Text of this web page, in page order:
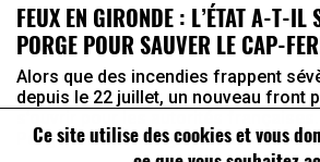
Ce site utilise des cookies et vous
FEUX EN GIRONDE : L’ÉTAT A-T-IL
PORGE POUR SAUVER LE CAP-
Alors que des incendies frappent
depuis le 22 juillet, un nouveau front
Porge, village ravagé par les